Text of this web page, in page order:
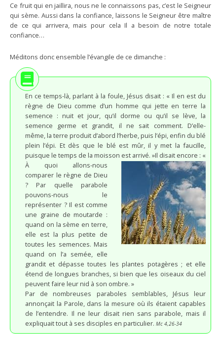
Ce fruit qui en jaillira, nous ne le connaissons pas, c’est le Seigneur
qui sème. Aussi dans la confiance, laissons le Seigneur être maître
de ce qui arrivera, mais pour cela Il a besoin de notre totale
confiance…
Méditons donc ensemble l’évangile de ce dimanche :
En ce temps-là, parlant à la foule, Jésus disait : « Il en est du
règne de Dieu comme d’un homme qui jette en terre la
semence : nuit et jour, qu’il dorme ou qu’il se lève, la
semence germe et grandit, il ne sait comment. D’elle-
même, la terre produit d’abord l’herbe, puis l’épi, enfin du blé
plein l’épi. Et dès que le blé est mûr, il y met la faucille,
puisque le temps de la moisson est arrivé. »Il disait encore : «
À quoi allons-nous
comparer le règne de Dieu
? Par quelle parabole
pouvons-nous le
représenter ? Il est comme
une graine de moutarde :
quand on la sème en terre,
elle est la plus petite de
toutes les semences. Mais
quand on l’a semée, elle
grandit et dépasse toutes les plantes potagères ; et elle
étend de longues branches, si bien que les oiseaux du ciel
peuvent faire leur nid à son ombre. »
Par de nombreuses paraboles semblables, Jésus leur
annonçait la Parole, dans la mesure où ils étaient capables
de l’entendre. Il ne leur disait rien sans parabole, mais il
expliquait tout à ses disciples en particulier. Mc 4,26-34